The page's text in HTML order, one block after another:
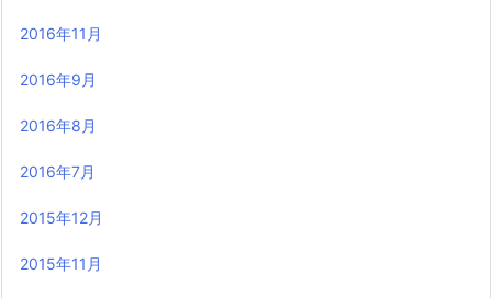
2016年11月
2016年9月
2016年8月
2016年7月
2015年12月
2015年11月